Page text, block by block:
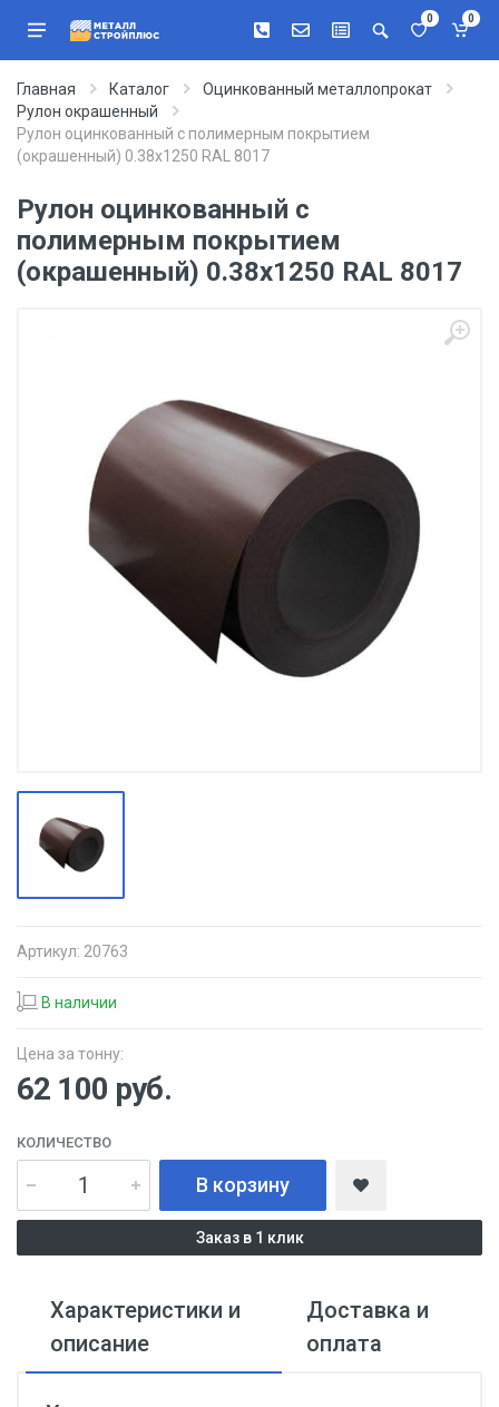
0 0
Главная Каталог
Оцинкованный металлопрокат
Рулон окрашенный
Рулон оцинкованный с полимерным покрытием
(окрашенный) 0.38x1250 RAL 8017
Рулон оцинкованный с
полимерным покрытием
(окрашенный) 0.38x1250 RAL 8017
Артикул: 20763
В наличии
Цена за тонну:
62 100 руб.
КОЛИЧЕСТВО
В корзину
Заказ в 1 клик
Характеристики и
описание
Доставка и
оплата